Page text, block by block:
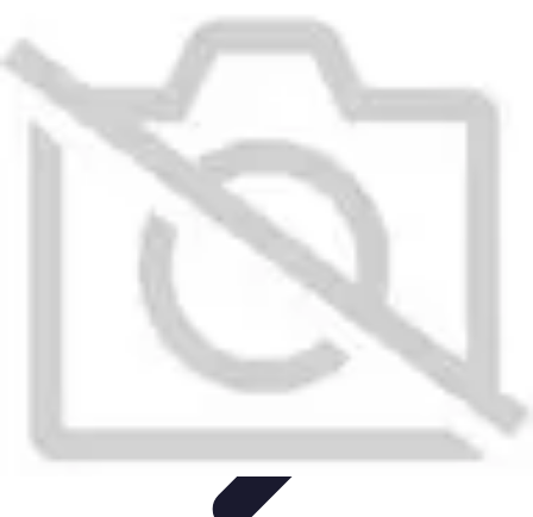
Gestion de Projet Agricole
Hydratation
Pratiques Écologiques Gestion Durable
Gestion Cultures